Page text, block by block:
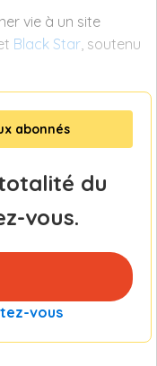
vie à un site
Black Star , soutenu
abonnés
du
vous.
vous